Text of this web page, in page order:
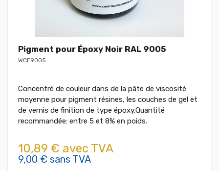
Pigment pour Époxy Noir RAL 9005
WCE9005
Concentré de couleur dans de la pâte de viscosité
moyenne pour pigment résines, les couches de gel et
de vernis de finition de type époxy.Quantité
recommandée: entre 5 et 8% en poids.
10,89 € avec TVA
9,00 € sans TVA